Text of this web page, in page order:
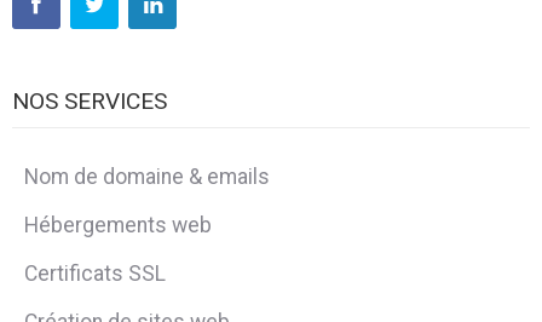
NOS SERVICES
Nom de domaine & emails
Hébergements web
Certificats SSL